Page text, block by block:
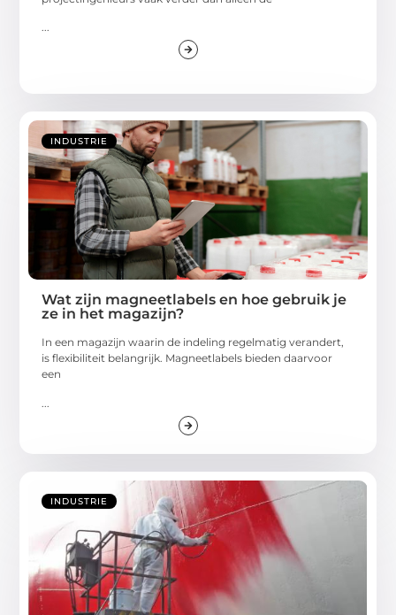
...
INDUSTRIE
Wat zijn magneetlabels en hoe gebruik je
ze in het magazijn?
In een magazijn waarin de indeling regelmatig verandert,
is flexibiliteit belangrijk. Magneetlabels bieden daarvoor
een
INDUSTRIE